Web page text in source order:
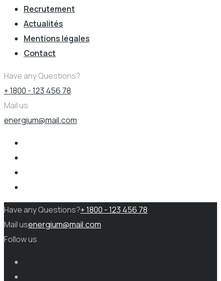
Recrutement
Actualités
Mentions légales
Contact
Have any Questions?
+ 1800 - 123 456 78
Mail us
energium@mail.com
Have any Questions?+ 1800 - 123 456 78
Mail usenergium@mail.com
Follow us